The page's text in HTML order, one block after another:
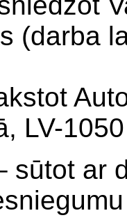
(darba
LV-1050
sūtot ar